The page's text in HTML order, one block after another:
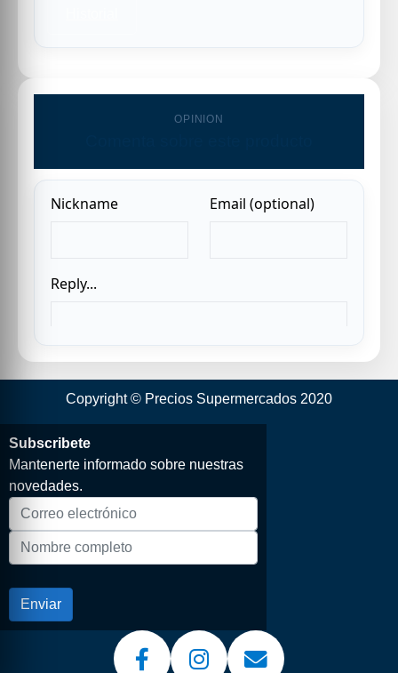
OPINION
Copyright © Precios Supermercados 2020
Subscribete
Mantenerte informado sobre nuestras
novedades.